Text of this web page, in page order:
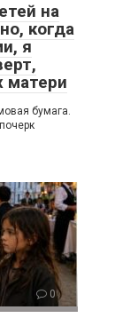
на
когда
я
матери
бумага.
0